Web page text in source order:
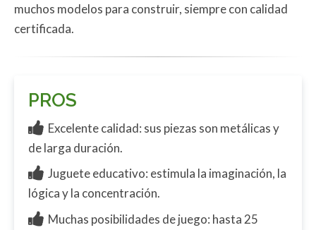
muchos modelos para construir, siempre con calidad
certificada.
PROS
Excelente calidad: sus piezas son metálicas y
de larga duración.
Juguete educativo: estimula la imaginación, la
lógica y la concentración.
Muchas posibilidades de juego: hasta 25